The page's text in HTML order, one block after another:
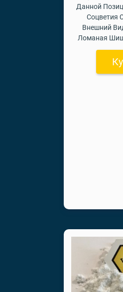
Данной
Соцветия
Внешний
Ломаная